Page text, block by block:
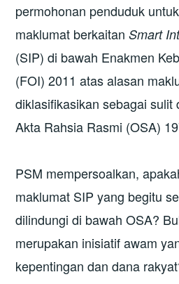
permohonan penduduk
maklumat berkaitanSmart
(SIP) di bawah Enakmen
(FOI) 2011 atas alasan
diklasifikasikan sebagai sulit
Akta Rahsia Rasmi (OSA)
PSM mempersoalkan,
maklumat SIP yang begitu
dilindungi di bawah OSA?
merupakan inisiatif awam
kepentingan dan dana